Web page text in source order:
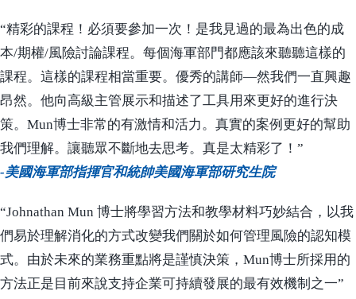
“精彩的課程！必須要參加一次！是我見過的最為出色的成
本/期權/風險討論課程。每個海軍部門都應該來聽聽這樣的
課程。這樣的課程相當重要。優秀的講師—然我們一直興趣
昂然。他向高級主管展示和描述了工具用來更好的進行決
策。Mun博士非常的有激情和活力。真實的案例更好的幫助
我們理解。讓聽眾不斷地去思考。真是太精彩了！”
-美國海軍部指揮官和統帥美國海軍部研究生院
“Johnathan Mun 博士將學習方法和教學材料巧妙結合，以我
們易於理解消化的方式改變我們關於如何管理風險的認知模
式。由於未來的業務重點將是謹慎決策，Mun博士所採用的
方法正是目前來說支持企業可持續發展的最有效機制之一”